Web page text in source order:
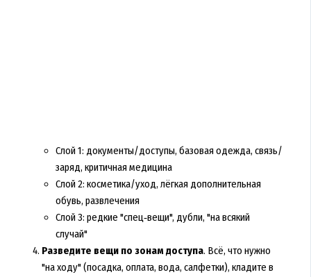
Слой 1: документы/доступы, базовая одежда, связь/
заряд, критичная медицина
Слой 2: косметика/уход, лёгкая дополнительная
обувь, развлечения
Слой 3: редкие "спец‑вещи", дубли, "на всякий
случай"
Разведите вещи по зонам доступа. Всё, что нужно
"на ходу" (посадка, оплата, вода, салфетки), кладите в